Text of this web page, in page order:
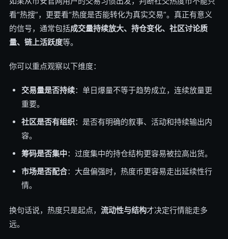
看“热搜”，更要看“热度是否能转化为真实交易”。真正有意义
的信号，通常包括成交量持续放大、持仓变化、社区讨论质
量、链上活跃度等。
你可以重点观察以下维度：
交易量是否持续：单日爆量不等于趋势成立，连续放量更
重要。
社区是否有组织：是否有明确的叙事、活动和持续输出内
容。
筹码是否集中：过度集中的持仓结构更容易被拉高出货。
市场是否配合：大盘偏强时，热度币更容易走出延续性行
情。
换句话说，热度只是起点， 流动性与结构才决定行情能走多
远。